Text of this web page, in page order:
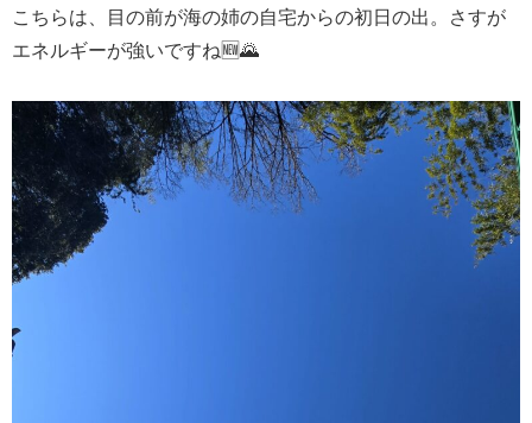
こちらは、目の前が海の姉の自宅からの初日の出。さすが
エネルギーが強いですね🆕️🌄